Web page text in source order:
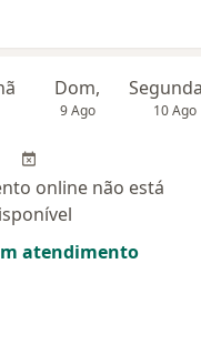
Dom,
9 Ago 10 Ago
online não está
atendimento